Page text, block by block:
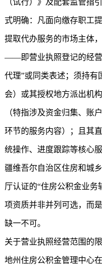
（试行）》及配套监管指
式明确：凡面向缴存职工
提取代办服务的市场主体
——即营业执照登记的经营
代理”或同类表述；须持
会）或其授权地方派出机
（特指涉及资金归集、账
环节的服务内容）；且其
统操作、进度跟踪等核心
疆维吾尔自治区住房和城
厅认证的“住房公积金业务
项资质并非并列可选，而
缺一不可。
关于营业执照经营范围的
地州住房公积金管理中心